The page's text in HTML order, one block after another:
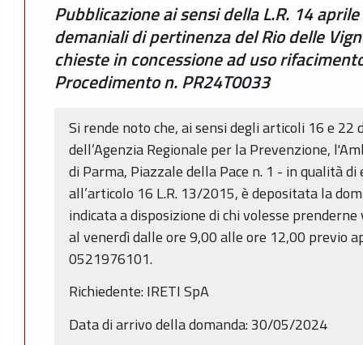
Pubblicazione ai sensi della L.R. 14
demaniali di pertinenza del Rio delle
chieste in concessione ad uso
Procedimento n. PR24T0033
Si rende noto che, ai sensi degli articoli 16 e
dell’Agenzia Regionale per la Prevenzione,
di Parma, Piazzale della Pace n. 1 - in qualità
all’articolo 16 L.R. 13/2015, è depositata la
indicata a disposizione di chi volesse
al venerdì dalle ore 9,00 alle ore 12,00 previo
0521976101.
Richiedente: IRETI SpA
Data di arrivo della domanda: 30/05/2024